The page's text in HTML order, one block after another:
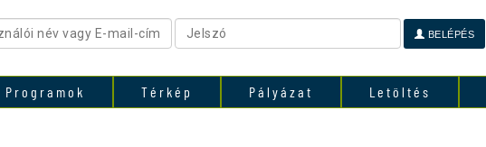
Programok Térkép Pályázat Letöltés
BELÉPÉS